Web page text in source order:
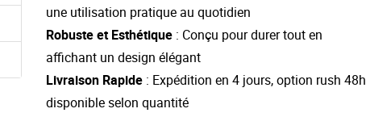
une utilisation pratique au quotidien
Robuste et Esthétique : Conçu pour durer tout en
affichant un design élégant
Livraison Rapide : Expédition en 4 jours, option rush 48h
disponible selon quantité